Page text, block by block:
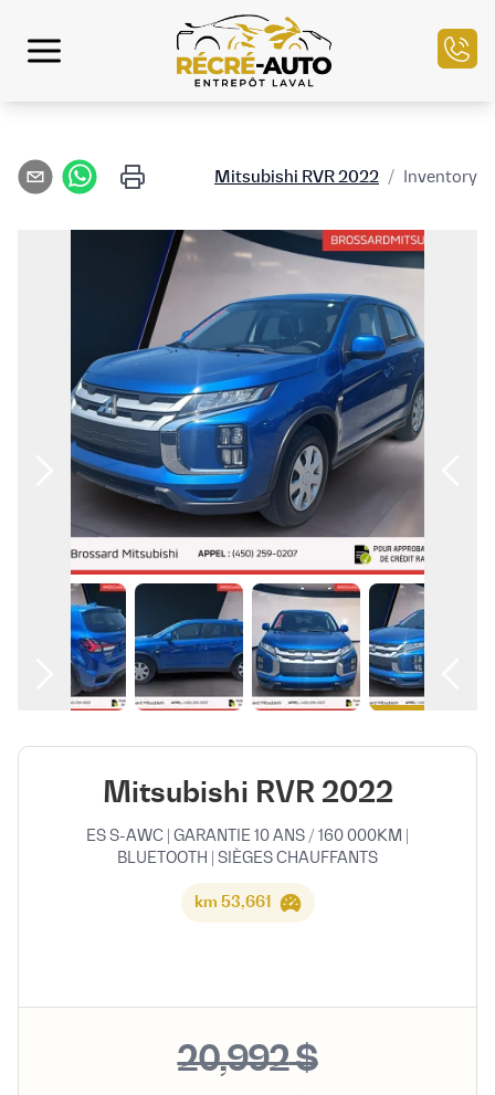
التمويل
بيع سيارتك
مركز الخدمة
تواصل معنا
العربية
Inventory
/
Mitsubishi RVR 2022
Mitsubishi RVR 2022
ES S-AWC | GARANTIE 10 ANS / 160 000KM |
BLUETOOTH | SIÈGES CHAUFFANTS
53,661 km
$ 20,992